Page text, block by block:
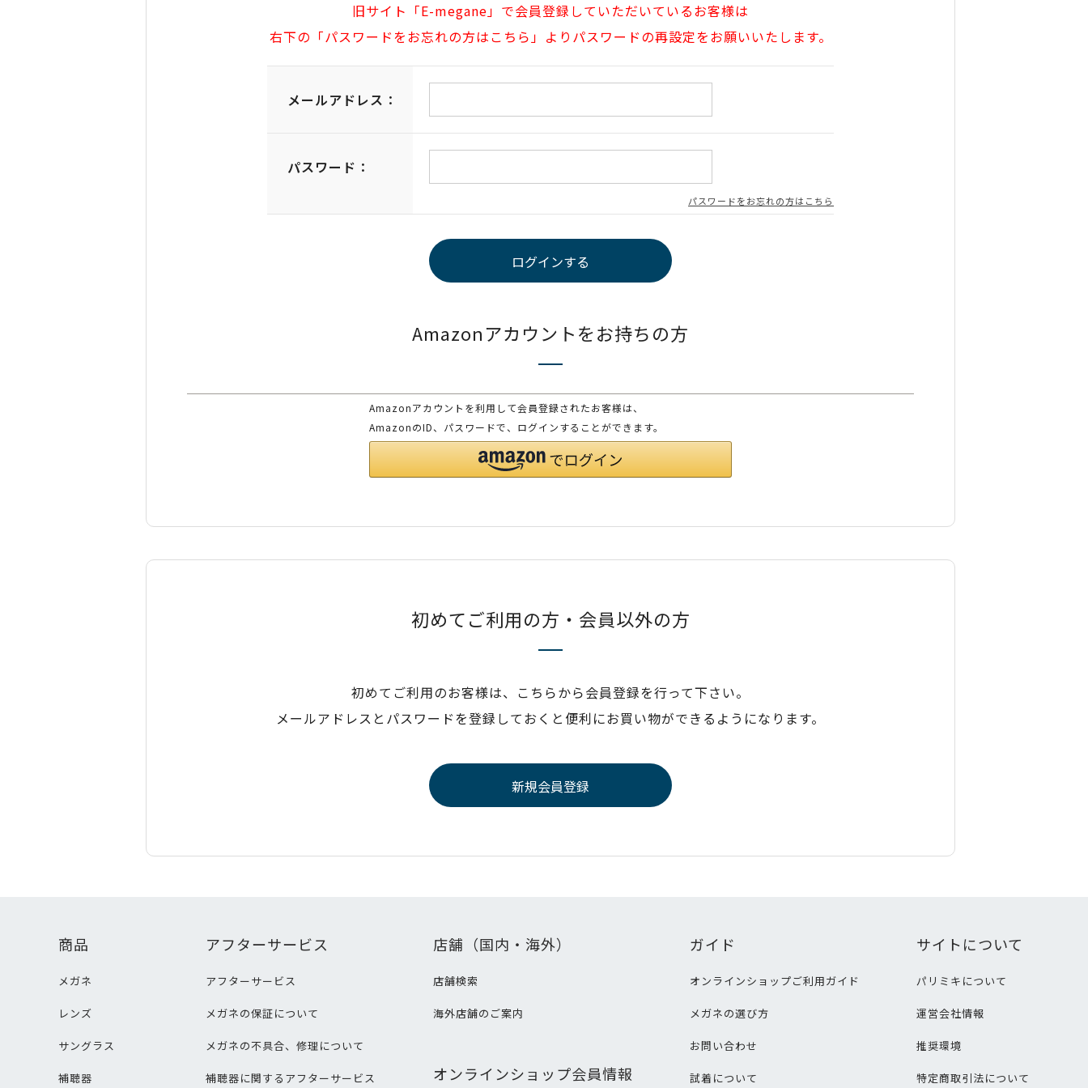
旧サイト「E-megane」で会員登録していただいているお客様は
右下の「パスワードをお忘れの方はこちら」よりパスワードの再設定をお願いいたします。
メールアドレス：
パスワード：
パスワードをお忘れの方はこちら
Amazonアカウントをお持ちの方
Amazonアカウントを利用して会員登録されたお客様は、
AmazonのID、パスワードで、ログインすることができます。
初めてご利用の方・会員以外の方
初めてご利用のお客様は、こちらから会員登録を行って下さい。
メールアドレスとパスワードを登録しておくと便利にお買い物ができるようになります。
商品
メガネ
レンズ
サングラス
補聴器
アフターサービス
アフターサービス
メガネの保証について
メガネの不具合、修理について
補聴器に関するアフターサービス
店舗（国内・海外）
店舗検索
海外店舗のご案内
オンラインショップ会員情報
ガイド
オンラインショップご利用ガイド
メガネの選び方
お問い合わせ
試着について
サイトについて
パリミキについて
運営会社情報
推奨環境
特定商取引法について